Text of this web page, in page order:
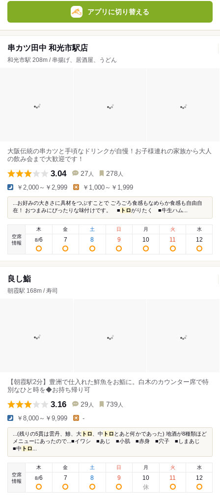
アプリに切り替える
串カツ田中 和光市駅店
和光市駅 208m / 串揚げ、居酒屋、うどん
大阪伝統の串カツと手頃なドリンクが自慢！お子様連れの家族から大人
の飲み会まで大歓迎です！
3.04 27 人 278 人
￥2,000～￥2,999 ￥1,000～￥1,999
...お好みの大きさに具材をつぶすことで ごろごろ食感もなめらか食感も自由自
在！ おつまみにぴったりな味付けです。 ■ トロがりたく ■牛生ハム...
空席
情報
木
8/6
金
7
土
8
日
9
月
10
火
11
水
12
良し鮨
朝霞駅 168m / 寿司
【朝霞駅2分】豊洲で仕入れた鮮魚をお鮨に。白木のカウンター席で特
別なひと時を◆お持ち帰り可
3.16 29 人 739 人
￥8,000～￥9,999 -
...(残りの5貫は雲丹、鯵、大 トロ 、中 トロ とあと何かであった) 地酒が8種類ほど
メニューにあったので...■イワシ ■あじ ■小肌 ■赤身 ■穴子 ■しまあじ
■中 トロ
空席
情報
木
8/6
金
7
土
8
日
9
月
10
火
11
水
12